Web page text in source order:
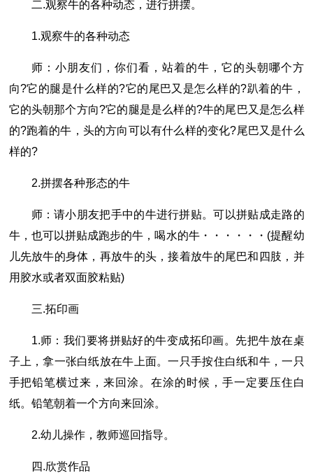
二.观察牛的各种动态，进行拼摆。
1.观察牛的各种动态
师：小朋友们，你们看，站着的牛，它的头朝哪个方
向?它的腿是什么样的?它的尾巴又是怎么样的?趴着的牛，
它的头朝那个方向?它的腿是是么样的?牛的尾巴又是怎么样
的?跑着的牛，头的方向可以有什么样的变化?尾巴又是什么
样的?
2.拼摆各种形态的牛
师：请小朋友把手中的牛进行拼贴。可以拼贴成走路的
牛，也可以拼贴成跑步的牛，喝水的牛・・・・・・(提醒幼
儿先放牛的身体，再放牛的头，接着放牛的尾巴和四肢，并
用胶水或者双面胶粘贴)
三.拓印画
1.师：我们要将拼贴好的牛变成拓印画。先把牛放在桌
子上，拿一张白纸放在牛上面。一只手按住白纸和牛，一只
手把铅笔横过来，来回涂。在涂的时候，手一定要压住白
纸。铅笔朝着一个方向来回涂。
2.幼儿操作，教师巡回指导。
四.欣赏作品